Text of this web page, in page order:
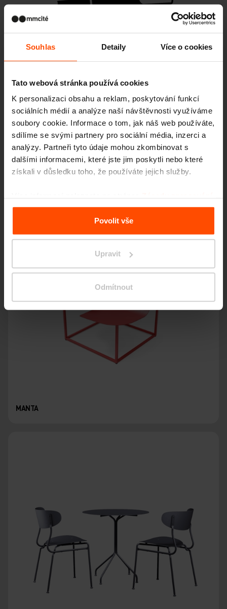
Souhlas Detaily Více o cookies
Tato webová stránka používá cookies
K personalizaci obsahu a reklam, poskytování funkcí
sociálních médií a analýze naší návštěvnosti využíváme
soubory cookie. Informace o tom, jak náš web používáte,
sdílíme se svými partnery pro sociální média, inzerci a
analýzy. Partneři tyto údaje mohou zkombinovat s
dalšími informacemi, které jste jim poskytli nebo které
získali v důsledku toho, že používáte jejich služby.
osobních údajů.
Povolit vše
Upravit
Odmítnout
STACK
parkové lavičky a lavice
Podobné produkty
MANTA